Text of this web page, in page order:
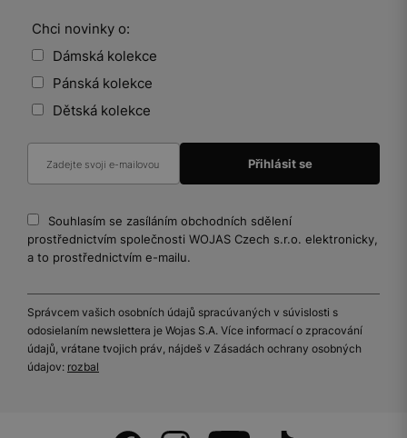
Chci novinky o:
Dámská kolekce
Pánská kolekce
Dětská kolekce
Souhlasím se zasíláním obchodních sdělení
prostřednictvím společnosti WOJAS Czech s.r.o. elektronicky,
a to prostřednictvím e-mailu.
Správcem vašich osobních údajů spracúvaných v súvislosti s
odosielaním newslettera je Wojas S.A. Více informací o zpracování
údajů, vrátane tvojich práv, nájdeš v Zásadách ochrany osobných
údajov: rozbal